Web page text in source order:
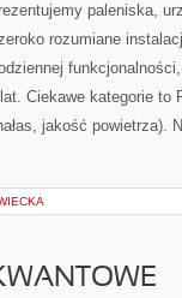
paleniska,
rozumiane
Ciekawe kategorie to
jakość powietrza).